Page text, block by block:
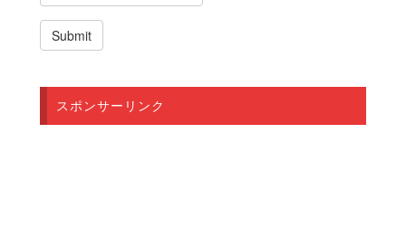
スポンサーリンク